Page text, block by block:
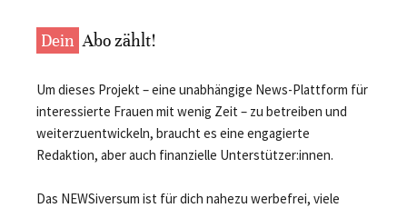
Dein Abo zählt!
Um dieses Projekt – eine unabhängige News-Plattform für
interessierte Frauen mit wenig Zeit – zu betreiben und
weiterzuentwickeln, braucht es eine engagierte
Redaktion, aber auch finanzielle Unterstützer:innen.
Das NEWSiversum ist für dich nahezu werbefrei, viele